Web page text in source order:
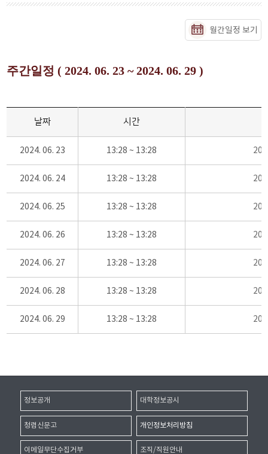
월간일정 보기
주간일정 ( 2024. 06. 23 ~ 2024. 06. 29 )
날짜 시간
2024. 06. 23 13:28 ~ 13:28
2024. 06. 24 13:28 ~ 13:28
2024. 06. 25 13:28 ~ 13:28
2024. 06. 26 13:28 ~ 13:28
2024. 06. 27 13:28 ~ 13:28
2024. 06. 28 13:28 ~ 13:28
2024. 06. 29 13:28 ~ 13:28
정보공개 대학정보공시
청렴신문고 개인정보처리방침
이메일무단수집거부 조직/직원안내